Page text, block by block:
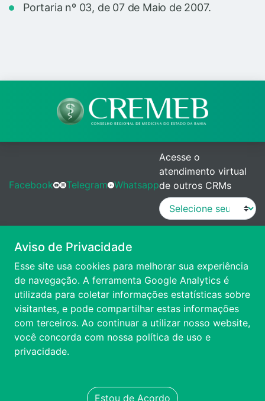
Portaria nº 03, de 07 de Maio de 2007.
Aviso de Privacidade
Esse site usa cookies para melhorar sua experiência
de navegação. A ferramenta Google Analytics é
utilizada para coletar informações estatísticas sobre
visitantes, e pode compartilhar estas informações
com terceiros. Ao continuar a utilizar nosso website,
você concorda com nossa política de uso e
privacidade.
Estou de Acordo
Facebook Telegram Whatsapp
Acesse o
atendimento virtual
de outros CRMs
VÍDEO DE APRESENTAÇÃO
ACESSIBILIDADE
FALE CONOSCO
TRANSPARÊNCIA